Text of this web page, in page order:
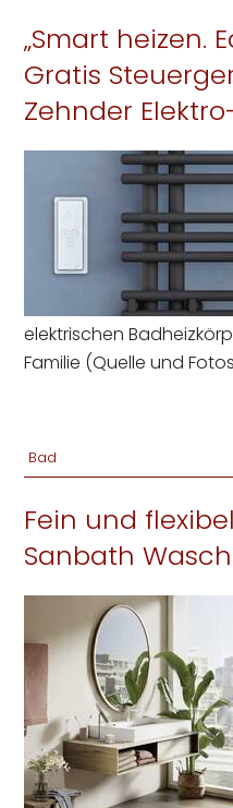
„Smart heizen.
Gratis
Zehnder
elektrischen
Familie (Quelle und
Bad
Fein und
Sanbath